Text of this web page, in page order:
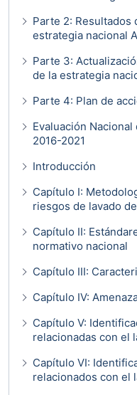
Parte 2: Resultados
estrategia nacional
Parte 3:
de la estrategia
Parte 4: Plan de
Evaluación
2016-2021
Introducción
Capítulo I:
riesgos de lavado
Capítulo II:
normativo nacional
Capítulo III:
Capítulo IV:
Capítulo V:
relacionadas con el
Capítulo VI:
relacionados con el